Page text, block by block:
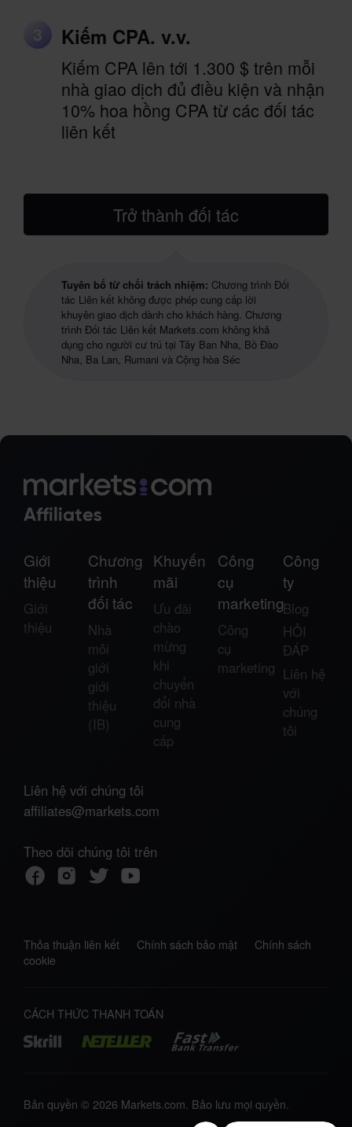
3
Kiếm CPA. v.v.
Kiếm CPA lên tới 1.300 $ trên mỗi
nhà giao dịch đủ điều kiện và nhận
10% hoa hồng CPA từ các đối tác
liên kết
Trở thành đối tác
Tuyên bố từ chối trách nhiệm: Chương trình Đối
tác Liên kết không được phép cung cấp lời
khuyên giao dịch dành cho khách hàng. Chương
trình Đối tác Liên kết Markets.com không khả
dụng cho người cư trú tại Tây Ban Nha, Bồ Đào
Nha, Ba Lan, Rumani và Cộng hòa Séc
Giới
thiệu
Giới
thiệu
Chương
trình
đối tác
Nhà
môi
giới
giới
thiệu
(IB)
Khuyến
mãi
Ưu đãi
chào
mừng
khi
chuyển
đổi nhà
cung
cấp
Công
cụ
marketing
Công
cụ
marketing
Công
ty
Blog
HỎI
ĐÁP
Liên hệ
với
chúng
tôi
Liên hệ với chúng tôi
affiliates@markets.com
Theo dõi chúng tôi trên
Thỏa thuận liên kết Chính sách bảo mật
Chính sách
cookie
CÁCH THỨC THANH TOÁN
Bản quyền © 2026 Markets.com. Bảo lưu mọi quyền.